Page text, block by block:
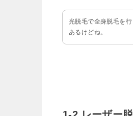
光脱毛で全身脱毛を
あるけどね。